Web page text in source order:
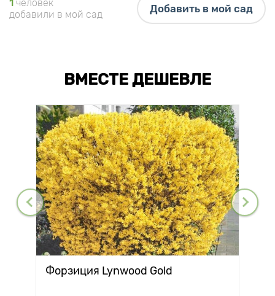
1 человек
добавили в мой сад
Добавить в мой сад
ВМЕСТЕ ДЕШЕВЛЕ
Форзиция Lynwood Gold